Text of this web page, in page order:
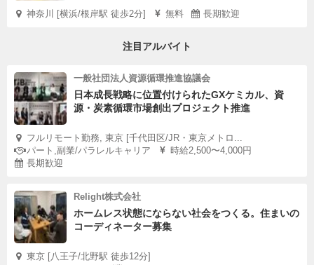
神奈川 [横浜/根岸駅 徒歩2分] 無料 長期歓迎
注目アルバイト
一般社団法人資源循環推進協議会
日本成長戦略に位置付けられたGXケミカル、資
源・炭素循環市場創出プロジェクト推進
フルリモート勤務, 東京 [千代田区/JR・東京メトロ...
パート,副業/パラレルキャリア
時給2,500〜4,000円
長期歓迎
Relight株式会社
ホームレス状態にならない社会をつくる。住まいの
コーディネーター募集
東京 [八王子/北野駅 徒歩12分]